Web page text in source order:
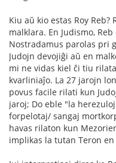
Kiu aŭ kio estas Roy Reb?
malklara. En Judismo,
Nostradamus parolas pri
Judojn devojiĝi aŭ en
mi ne vidas kiel ĉi tiu
kvarliniaĵo. La 27 jarojn
povus facile rilati kun
jaroj; Do eble "la
forpelotaj/ sangaj
havas rilaton kun
implikas la tutan Teron